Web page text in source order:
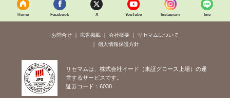
Home Facebook X YouTube Instagram line
お問合せ 広告掲載 会社概要
リセマムについて
個人情報保護方針
リセマムは、株式会社イード（東証グロース上場）の運
営するサービスです。
証券コード：6038